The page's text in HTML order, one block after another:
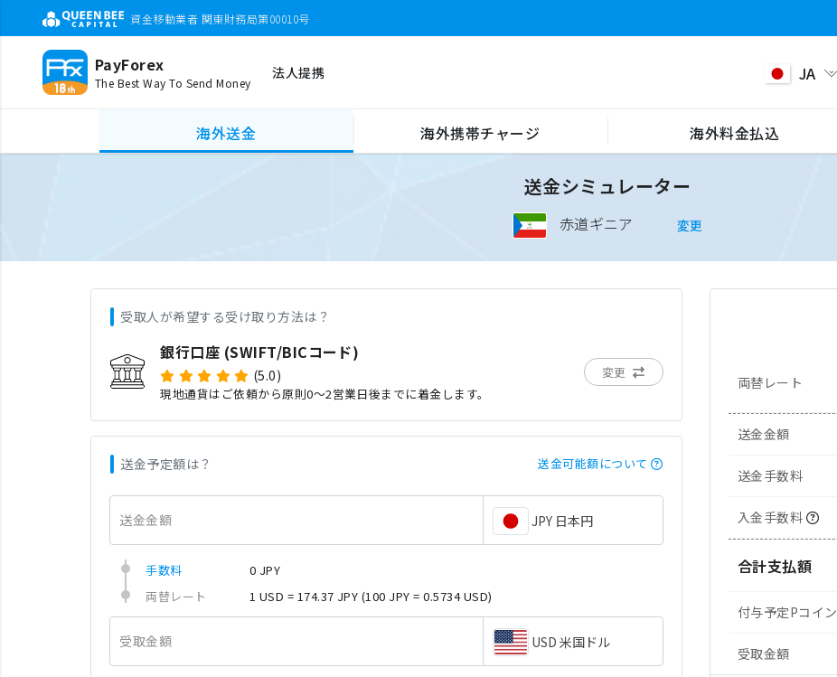
資金移動業者 関東財務局第00010号
PayForex
The Best Way To Send Money
法人提携 JA
海外送金 海外携帯チャージ 海外料金払込
送金シミュレーター
赤道ギニア 変更
受取人が希望する受け取り方法は？
銀行口座 (SWIFT/BICコード)
(5.0)
現地通貨はご依頼から原則0〜2営業日後までに着金します。
変更
送金予定額は？ 送金可能額について
送金金額 JPY 日本円
手数料
0 JPY
両替レート
1 USD = 174.37 JPY (100 JPY = 0.5734 USD)
受取金額 USD 米国ドル
両替レート
送金金額
送金手数料
入金手数料
合計支払額
付与予定Pコイン
受取金額